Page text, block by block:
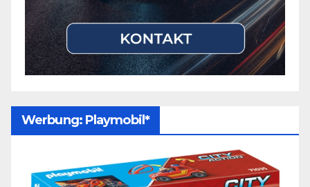
Werbung: Playmobil*